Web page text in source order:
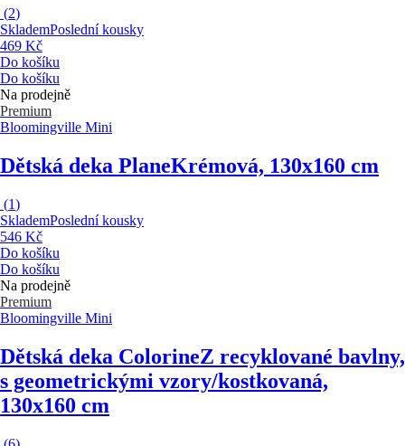
(2)
SklademPoslední kousky
469 Kč
Do košíku
Do košíku
Na prodejně
Premium
Bloomingville Mini
Dětská deka PlaneKrémová, 130x160 cm
(1)
SklademPoslední kousky
546 Kč
Do košíku
Do košíku
Na prodejně
Premium
Bloomingville Mini
Dětská deka ColorineZ recyklované bavlny,
s geometrickými vzory/kostkovaná,
130x160 cm